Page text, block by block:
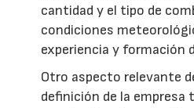
cantidad y el tipo de
condiciones
experiencia y formación
Otro aspecto relevante
definición de la empresa